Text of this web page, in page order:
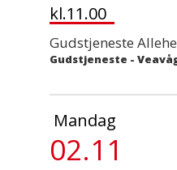
kl.11.00
Gudstjeneste
Gudstjeneste -
Mandag
02.11